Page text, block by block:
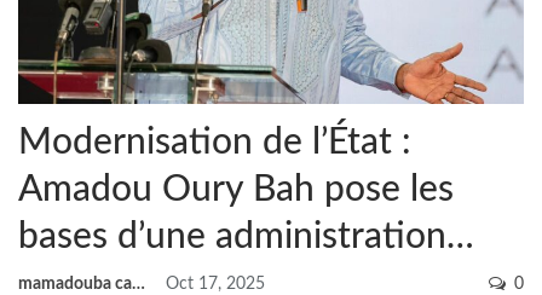
Modernisation de l’État :
Amadou Oury Bah pose les
bases d’une administration…
mamadouba camara Oct 17, 2025 0